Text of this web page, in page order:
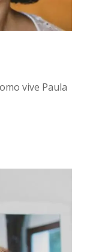
vive Paula